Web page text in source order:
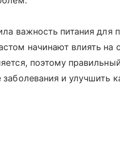
важность питания для
начинают влиять на
поэтому
заболевания и улучшить